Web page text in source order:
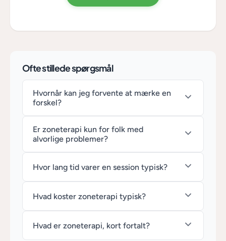
Ofte stillede spørgsmål
Hvornår kan jeg forvente at mærke en
forskel?
Er zoneterapi kun for folk med
alvorlige problemer?
Hvor lang tid varer en session typisk?
Hvad koster zoneterapi typisk?
Hvad er zoneterapi, kort fortalt?